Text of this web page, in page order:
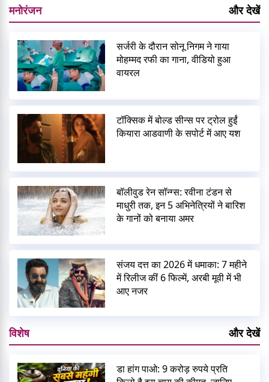
मनोरंजन और देखें
सर्जरी के दौरान सोनू निगम ने गाया
मोहम्मद रफी का गाना, वीडियो हुआ
वायरल
टॉक्सिक में बोल्ड सीन्स पर ट्रोल हुईं
कियारा आडवाणी के सपोर्ट में आए यश
बॉलीवुड रेन सॉन्ग्स: रवीना टंडन से
माधुरी तक, इन 5 अभिनेत्रियों ने बारिश
के गानों को बनाया अमर
संजय दत्त का 2026 में धमाका: 7 महीने
में रिलीज कीं 6 फिल्में, अरबी मूवी में भी
आए नजर
विशेष और देखें
डा हांग पाओ: 9 करोड़ रुपये प्रति